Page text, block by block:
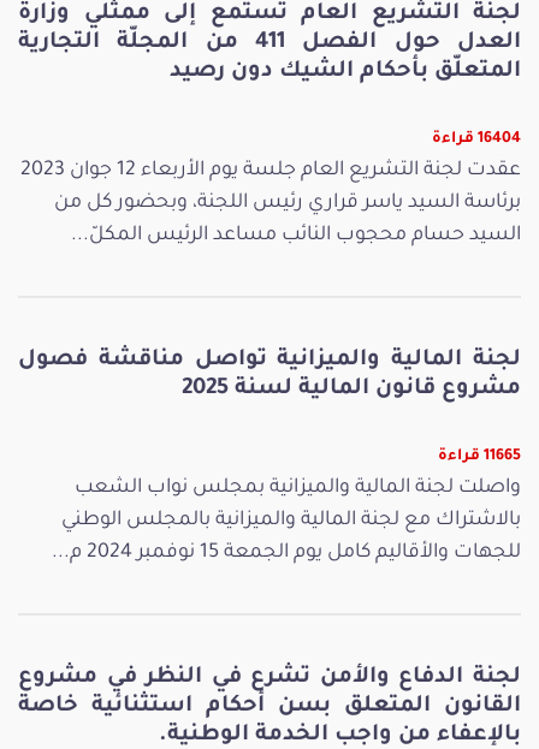
لجنة التشريع العام تستمع إلى ممثلي وزارة
العدل حول الفصل 411 من المجلّة التجارية
المتعلّق بأحكام الشيك دون رصيد
16404 قراءة
عقدت لجنة التشريع العام جلسة يوم الأربعاء 12 جوان 2023
برئاسة السيد ياسر قراري رئيس اللجنة، وبحضور كل من
السيد حسام محجوب النائب مساعد الرئيس المكلّ...
لجنة المالية والميزانية تواصل مناقشة فصول
مشروع قانون المالية لسنة 2025
11665 قراءة
واصلت لجنة المالية والميزانية بمجلس نواب الشعب
بالاشتراك مع لجنة المالية والميزانية بالمجلس الوطني
للجهات والأقاليم كامل يوم الجمعة 15 نوفمبر 2024 م...
لجنة الدفاع والأمن تشرع في النظر في مشروع
القانون المتعلق بسن أحكام استثنائية خاصة
بالإعفاء من واجب الخدمة الوطنية.